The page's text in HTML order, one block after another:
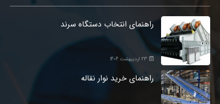
راهنمای انتخاب دستگاه سرند
23 اردیبهشت 1404
راهنمای خرید نوار نقاله